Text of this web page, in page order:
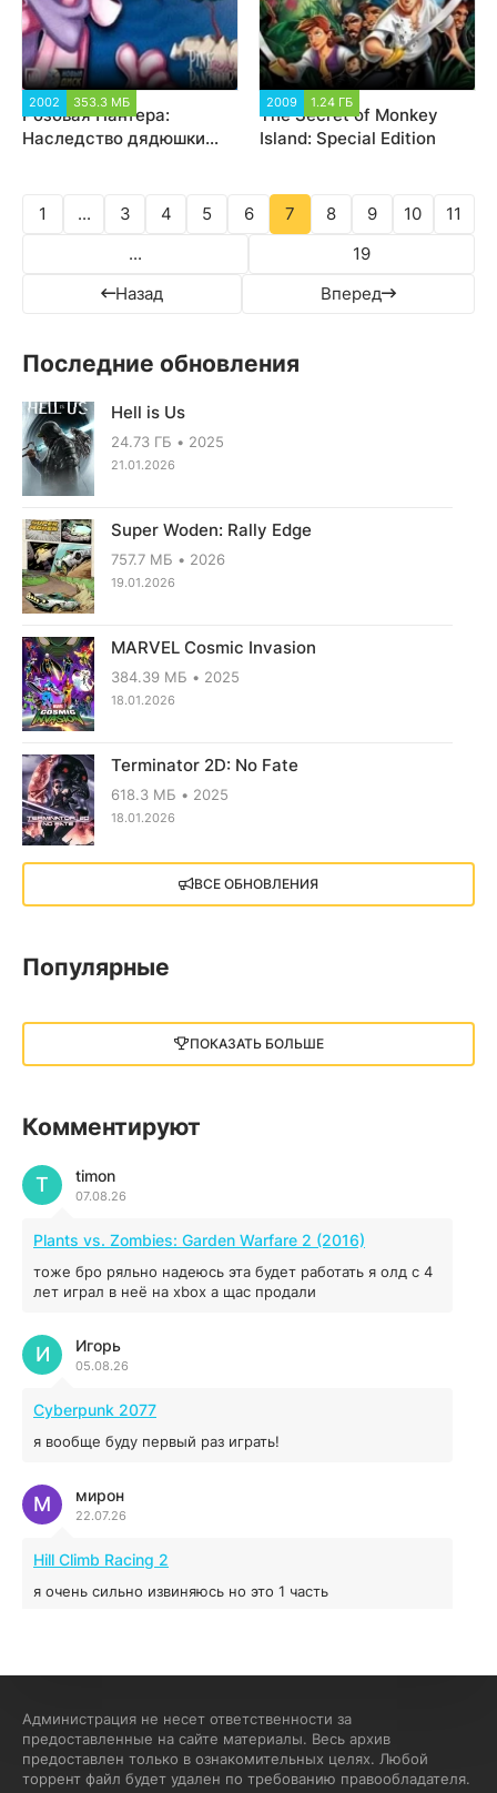
2002 353.3 МБ
Розовая Пантера:
Наследство дядюшки
2009 1.24 ГБ
The Secret of Monkey
Island: Special Edition
Назад
1 ... 3 4 5 6 7 8 9 10
11
...
19
Вперед
Последние обновления
Hell is Us
24.73 ГБ 2025
21.01.2026
Super Woden: Rally Edge
757.7 МБ 2026
19.01.2026
MARVEL Cosmic Invasion
384.39 МБ 2025
18.01.2026
Terminator 2D: No Fate
618.3 МБ 2025
18.01.2026
X4: Foundations (2018)
13.73 GB 2018
13 ГБ 2025
illWill
04.12.2025
MAFIA: THE OLD COUNTRY
44.98 ГБ 2025
04.12.2025
Red Chaos - The Strict Order
04.12.2025
16.95 ГБ
04.12.2025
ВСЕ ОБНОВЛЕНИЯ
Популярные
ПОКАЗАТЬ БОЛЬШЕ
Комментируют
timon
07.08.26
T
Plants vs. Zombies: Garden Warfare 2 (2016)
тоже бро ряльно надеюсь эта будет работать я олд с 4
лет играл в неё на xbox а щас продали
Игорь
05.08.26
И
Cyberpunk 2077
я вообще буду первый раз играть!
мирон
22.07.26
М
Hill Climb Racing 2
я очень сильно извиняюсь но это 1 часть
если эта для пс а не для пк какого лешего вы пишите
на пк !!!!! Сука ебланойды космические вы напишите
блять на пк с установлением Эмулятора сука калеки на
Администрация не несет ответственности за
предоставленные на сайте материалы. Весь архив
предоставлен только в ознакомительных целях. Любой
торрент файл будет удален по требованию правообладателя.